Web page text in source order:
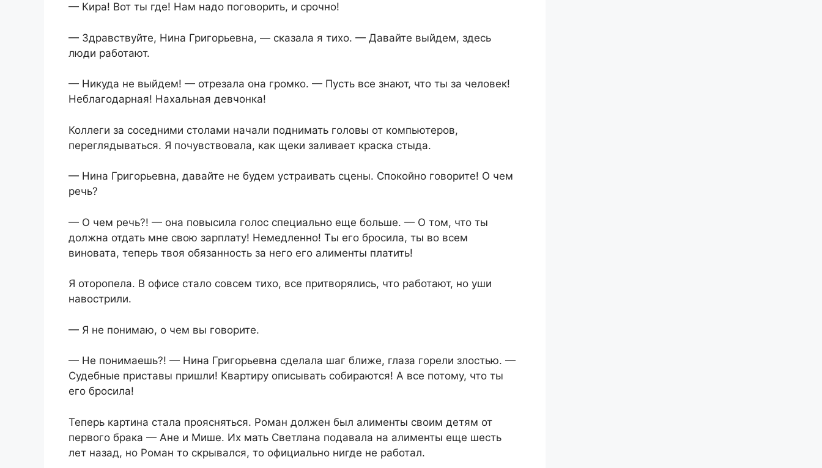
— Кира! Вот ты где! Нам надо поговорить, и срочно!
— Здравствуйте, Нина Григорьевна, — сказала я тихо. — Давайте выйдем, здесь
люди работают.
— Никуда не выйдем! — отрезала она громко. — Пусть все знают, что ты за человек!
Неблагодарная! Нахальная девчонка!
Коллеги за соседними столами начали поднимать головы от компьютеров,
переглядываться. Я почувствовала, как щеки заливает краска стыда.
— Нина Григорьевна, давайте не будем устраивать сцены. Спокойно говорите! О чем
речь?
— О чем речь?! — она повысила голос специально еще больше. — О том, что ты
должна отдать мне свою зарплату! Немедленно! Ты его бросила, ты во всем
виновата, теперь твоя обязанность за него его алименты платить!
Я оторопела. В офисе стало совсем тихо, все притворялись, что работают, но уши
навострили.
— Я не понимаю, о чем вы говорите.
— Не понимаешь?! — Нина Григорьевна сделала шаг ближе, глаза горели злостью. —
Судебные приставы пришли! Квартиру описывать собираются! А все потому, что ты
его бросила!
Теперь картина стала проясняться. Роман должен был алименты своим детям от
первого брака — Ане и Мише. Их мать Светлана подавала на алименты еще шесть
лет назад, но Роман то скрывался, то официально нигде не работал.